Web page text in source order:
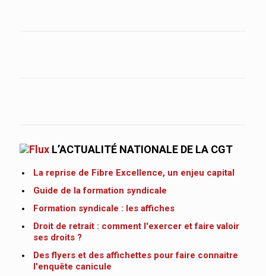
L’ACTUALITÉ NATIONALE DE LA CGT
La reprise de Fibre Excellence, un enjeu capital
Guide de la formation syndicale
Formation syndicale : les affiches
Droit de retrait : comment l'exercer et faire valoir
ses droits ?
Des flyers et des affichettes pour faire connaitre
l'enquête canicule